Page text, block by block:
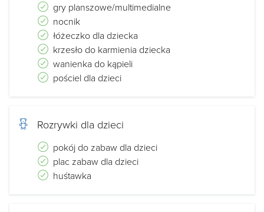
gry planszowe/multimedialne
nocnik
łóżeczko dla dziecka
krzesło do karmienia dziecka
wanienka do kąpieli
pościel dla dzieci
Rozrywki dla dzieci
pokój do zabaw dla dzieci
plac zabaw dla dzieci
huśtawka